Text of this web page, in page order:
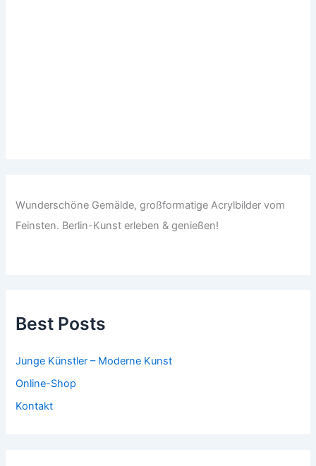
Wunderschöne Gemälde, großformatige Acrylbilder vom
Feinsten. Berlin-Kunst erleben & genießen!
Best Posts
Junge Künstler – Moderne Kunst
Online-Shop
Kontakt